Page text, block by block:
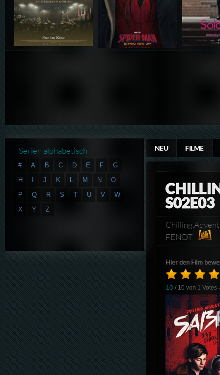
NEU FILME
S02E03
FENDT
Hier den Film
10 / 10 von 1 Votes
Serien alphabetisch
# A B C D E F
G
H
I J K L M N
O
P
Q R S T U V
W
X
Y Z